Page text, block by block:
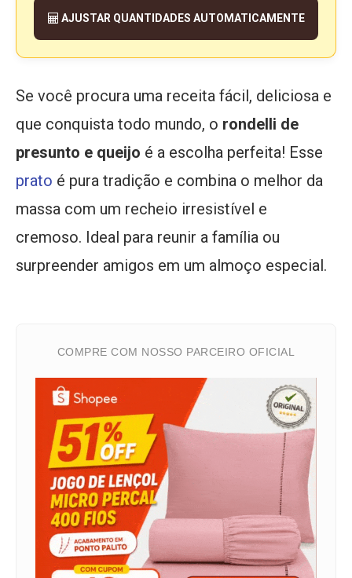
AJUSTAR QUANTIDADES AUTOMATICAMENTE
Se você procura uma receita fácil, deliciosa e
que conquista todo mundo, o rondelli de
presunto e queijo é a escolha perfeita! Esse
prato é pura tradição e combina o melhor da
massa com um recheio irresistível e
cremoso. Ideal para reunir a família ou
surpreender amigos em um almoço especial.
COMPRE COM NOSSO PARCEIRO OFICIAL